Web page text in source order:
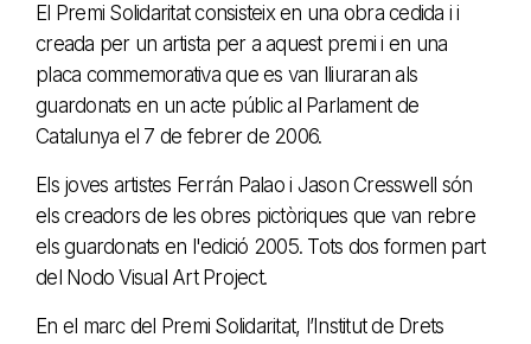
El Premi Solidaritat consisteix en una obra cedida i i
creada per un artista per a aquest premi i en una
placa commemorativa que es van lliuraran als
guardonats en un acte públic al Parlament de
Catalunya el 7 de febrer de 2006.
Els joves artistes Ferrán Palao i Jason Cresswell són
els creadors de les obres pictòriques que van rebre
els guardonats en l'edició 2005. Tots dos formen part
del Nodo Visual Art Project.
En el marc del Premi Solidaritat, l’Institut de Drets